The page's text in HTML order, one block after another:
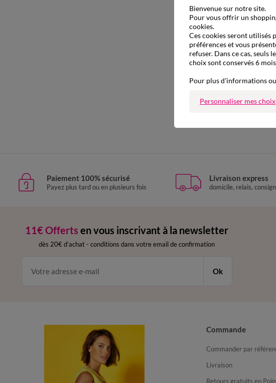
Paiement 100% sécurisé
Payez plus tard ou en plusieurs fois
Livraison express
domicile, relais,
11€ Offerts en vous inscrivant à la newsletter
dès 20€ d’achat - conditions dans votre email de confirmation
Ok
Commande
Commander par
Livraison
Retours gratuits en
Bienvenue sur notre site.
Pour vous offrir un
cookies.
Ces cookies seront utilisés
préférences et vous
refuser. Dans ce cas, seuls
choix sont conservés 6
Pour plus d'informations
Personnaliser mes choix